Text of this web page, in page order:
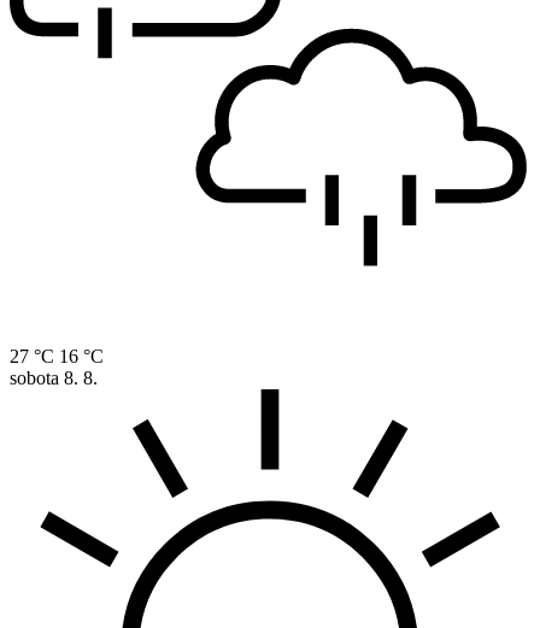
27 °C 16 °C
sobota 8. 8.